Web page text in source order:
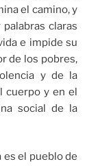
el camino, y
claras
e impide su
de los pobres,
y de la
cuerpo y en el
social de la
es el pueblo de